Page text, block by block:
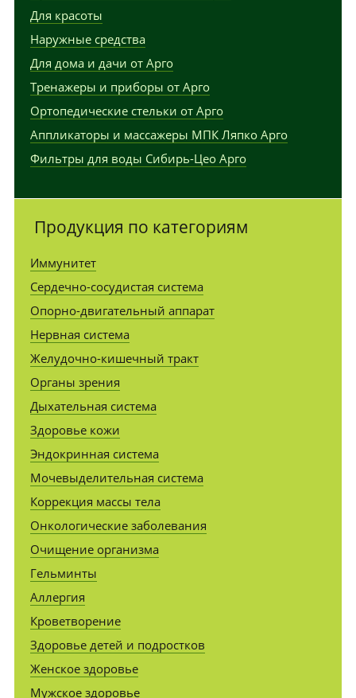
Для красоты
Наружные средства
Для дома и дачи от Арго
Тренажеры и приборы от Арго
Ортопедические стельки от Арго
Аппликаторы и массажеры МПК Ляпко Арго
Фильтры для воды Сибирь-Цео Арго
Продукция по категориям
Иммунитет
Сердечно-сосудистая система
Опорно-двигательный аппарат
Нервная система
Желудочно-кишечный тракт
Органы зрения
Дыхательная система
Здоровье кожи
Эндокринная система
Мочевыделительная система
Коррекция массы тела
Онкологические заболевания
Очищение организма
Гельминты
Аллергия
Кроветворение
Здоровье детей и подростков
Женское здоровье
Мужское здоровье